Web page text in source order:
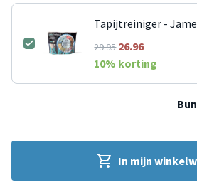
Tapijtreiniger -
29.9526.96
10% korting
In mijn